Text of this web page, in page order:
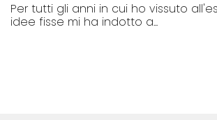
Per tutti gli anni in cui ho vissuto
idee fisse mi ha indotto a...